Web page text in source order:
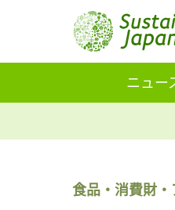
ニュー
食品・消費財